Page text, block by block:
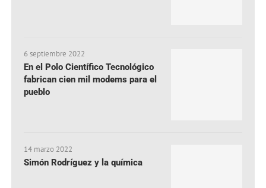
6 septiembre 2022
En el Polo Científico Tecnológico
fabrican cien mil modems para el
pueblo
14 marzo 2022
Simón Rodríguez y la química